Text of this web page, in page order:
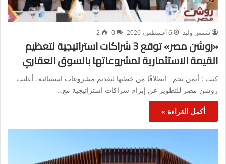
شمس وليد 6 أغسطس، 2026 0
2
«روشن مصر» توقع 3 شراكات استراتيجية لتعظيم
القيمة الاستثمارية لمشروعاتها بالسوق العقاري
كتب : أيمن نجم انطلاقًا من خطتها لتقديم مشروعات استثنائية، أعلنت
روشن مصر للتطوير عن إبرام شراكات استراتيجية مع…
أكمل القراءة »